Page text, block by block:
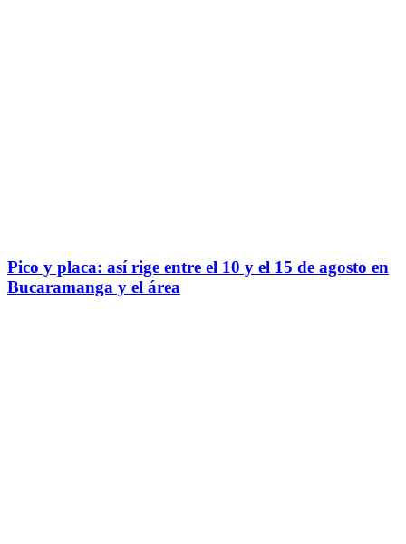
Pico y placa: así rige entre el 10 y el 15 de agosto en
Bucaramanga y el área